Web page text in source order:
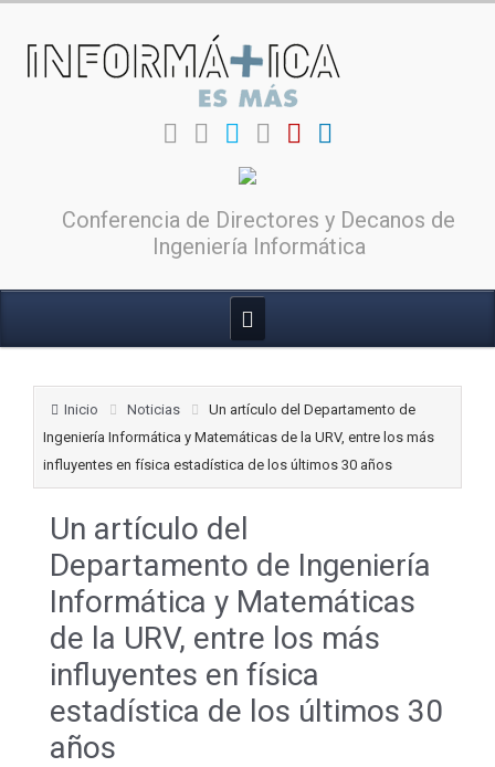
Conferencia de Directores y Decanos de
Ingeniería Informática
Inicio Noticias
Un artículo del Departamento de
Ingeniería Informática y Matemáticas de la URV, entre los más
influyentes en física estadística de los últimos 30 años
Un artículo del
Departamento de Ingeniería
Informática y Matemáticas
de la URV, entre los más
influyentes en física
estadística de los últimos 30
años